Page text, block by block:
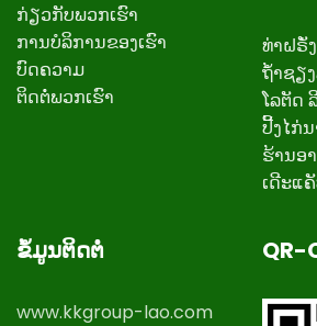
ກ່ຽວ​ກັບ​ພວກ​ເຮົາ
ການບໍລິການຂອງເຮົາ
ບົດຄວາມ
ຕິດ​ຕໍ່​ພວກ​ເຮົາ
ທ່າຝຣັ່
ຖ້ຳຊຽ
ໂລຕັດ
ປີ້ງໄກ່
ຮ້ານອ
ເດີະແ
ຂໍ້ມູນຕິດຕໍ່
www.kkgroup-lao.com
QR-